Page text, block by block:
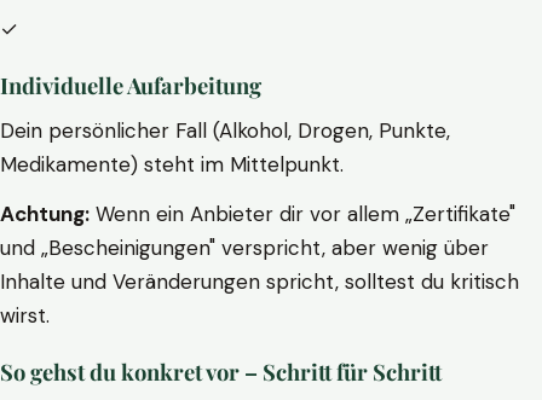
✓
Individuelle Aufarbeitung
Dein persönlicher Fall (Alkohol, Drogen, Punkte,
Medikamente) steht im Mittelpunkt.
Achtung: Wenn ein Anbieter dir vor allem „Zertifikate"
und „Bescheinigungen" verspricht, aber wenig über
Inhalte und Veränderungen spricht, solltest du kritisch
wirst.
So gehst du konkret vor – Schritt für Schritt